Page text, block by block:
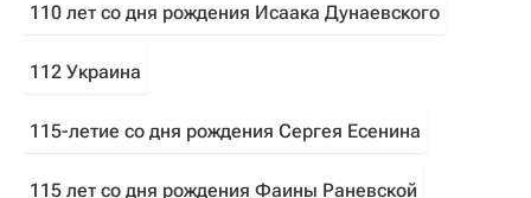
110 лет со дня рождения Исаака Дунаевского
112 Украина
115-летие со дня рождения Сергея Есенина
115 лет со дня рождения Фаины Раневской